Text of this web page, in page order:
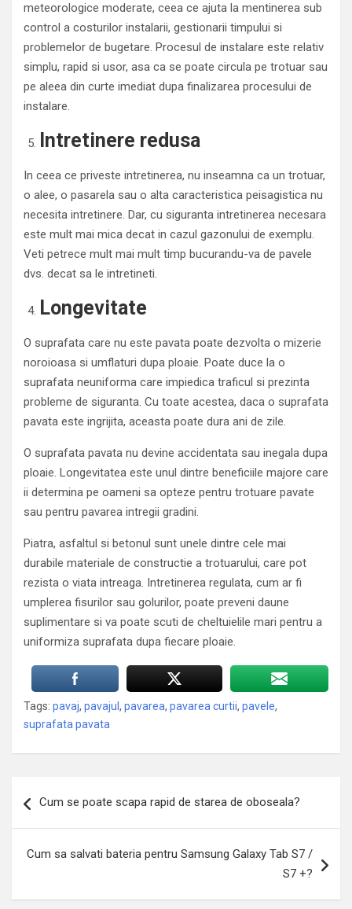
meteorologice moderate, ceea ce ajuta la mentinerea sub
control a costurilor instalarii, gestionarii timpului si
problemelor de bugetare. Procesul de instalare este relativ
simplu, rapid si usor, asa ca se poate circula pe trotuar sau
pe aleea din curte imediat dupa finalizarea procesului de
instalare.
Intretinere redusa
In ceea ce priveste intretinerea, nu inseamna ca un trotuar,
o alee, o pasarela sau o alta caracteristica peisagistica nu
necesita intretinere. Dar, cu siguranta intretinerea necesara
este mult mai mica decat in cazul gazonului de exemplu.
Veti petrece mult mai mult timp bucurandu-va de pavele
dvs. decat sa le intretineti.
Longevitate
O suprafata care nu este pavata poate dezvolta o mizerie
noroioasa si umflaturi dupa ploaie. Poate duce la o
suprafata neuniforma care impiedica traficul si prezinta
probleme de siguranta. Cu toate acestea, daca o suprafata
pavata este ingrijita, aceasta poate dura ani de zile.
O suprafata pavata nu devine accidentata sau inegala dupa
ploaie. Longevitatea este unul dintre beneficiile majore care
ii determina pe oameni sa opteze pentru trotuare pavate
sau pentru pavarea intregii gradini.
Piatra, asfaltul si betonul sunt unele dintre cele mai
durabile materiale de constructie a trotuarului, care pot
rezista o viata intreaga. Intretinerea regulata, cum ar fi
umplerea fisurilor sau golurilor, poate preveni daune
suplimentare si va poate scuti de cheltuielile mari pentru a
uniformiza suprafata dupa fiecare ploaie.
Tags: pavaj, pavajul , pavarea, pavarea curtii, pavele,
suprafata pavata
în
Cum se poate scapa rapid de starea de oboseala?
Cum sa salvati bateria pentru Samsung Galaxy Tab S7 /
S7 +?